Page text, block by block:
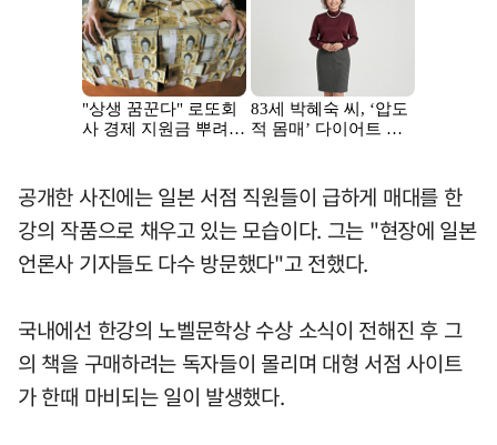
공개한 사진에는 일본 서점 직원들이 급하게 매대를 한
강의 작품으로 채우고 있는 모습이다. 그는 "현장에 일본
언론사 기자들도 다수 방문했다"고 전했다.
국내에선 한강의 노벨문학상 수상 소식이 전해진 후 그
의 책을 구매하려는 독자들이 몰리며 대형 서점 사이트
가 한때 마비되는 일이 발생했다.